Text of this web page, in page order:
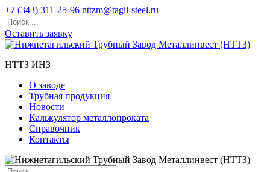
+7 (343) 311-25-96 nttzm@tagil-steel.ru
Оставить заявку
НТТЗ ИНЗ
О заводе
Трубная продукция
Новости
Калькулятор металлопроката
Справочник
Контакты